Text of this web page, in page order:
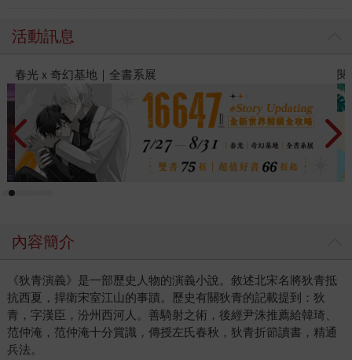
活動訊息
閱讀漫遊錄-2026上半年暢銷榜
內容簡介
《狄青演義》是一部歷史人物的演義小說。敘述北宋名將狄青抵
抗西夏，捍衛宋室江山的事蹟。歷史有關狄青的記載提到：狄
青，字漢臣，汾州西河人。善騎射之術，後經尹洙推薦給韓琦、
范仲淹，范仲淹十分賞識，傳授左氏春秋，狄青折節讀書，精通
兵法。